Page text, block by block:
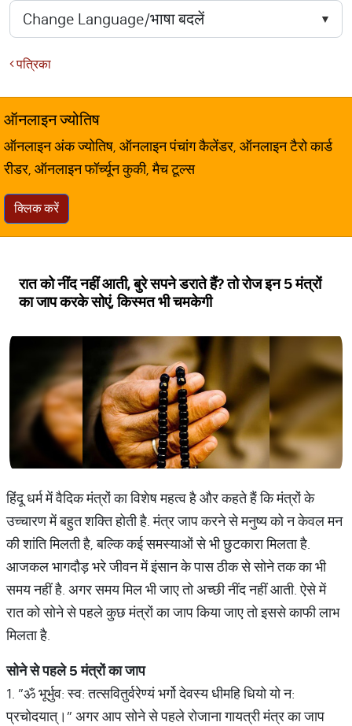
पत्रिका
ऑनलाइन ज्योतिष
ऑनलाइन अंक ज्योतिष, ऑनलाइन पंचांग कैलेंडर, ऑनलाइन टैरो कार्ड
रीडर, ऑनलाइन फॉर्च्यून कुकी, मैच टूल्स
क्लिक करें
रात को नींद नहीं आती, बुरे सपने डराते हैं? तो रोज इन 5 मंत्रों
का जाप करके सोएं, किस्मत भी चमकेगी
हिंदू धर्म में वैदिक मंत्रों का विशेष महत्व है और कहते हैं कि मंत्रों के
उच्चारण में बहुत शक्ति होती है. मंत्र जाप करने से मनुष्य को न केवल मन
की शांति मिलती है, बल्कि कई समस्याओं से भी छुटकारा मिलता है.
आजकल भागदौड़ भरे जीवन में इंसान के पास ठीक से सोने तक का भी
समय नहीं है. अगर समय मिल भी जाए तो अच्छी नींद नहीं आती. ऐसे में
रात को सोने से पहले कुछ मंत्रों का जाप किया जाए तो इससे काफी लाभ
मिलता है.
सोनेसेपहले5मंत्रोंकाजाप
1. ”ॐ भूर्भुव: स्व: तत्सवितुर्वरेण्यं भर्गो देवस्य धीमहि धियो यो न:
प्रचोदयात्।” अगर आप सोने से पहले रोजाना गायत्री मंत्र का जाप